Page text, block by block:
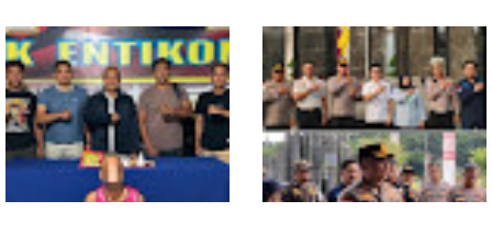
Truk Kontainer Oleng Tabrak
Vario, Warga Kapuas
Meninggal di Dusun Mak
Tampong
Medan Area